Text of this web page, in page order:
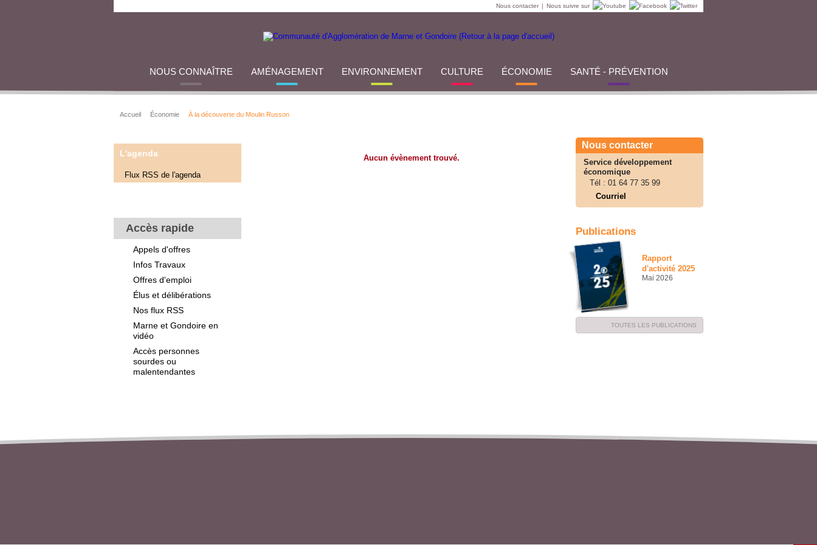
Nous contacter | Nous suivre sur
NOUS CONNAÎTRE AMÉNAGEMENT ENVIRONNEMENT CULTURE ÉCONOMIE SANTÉ - PRÉVENTION
Accueil Économie À la découverte du Moulin Russon
L'agenda
Flux RSS de l'agenda
Accès rapide
Appels d'offres
Infos Travaux
Offres d'emploi
Élus et délibérations
Nos flux RSS
Marne et Gondoire en
vidéo
Accès personnes
sourdes ou
malentendantes
Aucun évènement trouvé.
Nous contacter
Service développement
économique
Tél : 01 64 77 35 99
Courriel
Publications
Rapport
d'activité 2025
Mai 2026
TOUTES LES PUBLICATIONS